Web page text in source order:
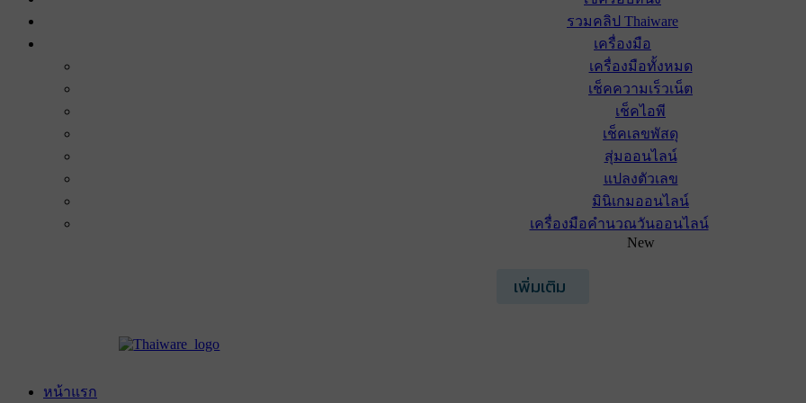
รวมคลิป Thaiware
เครื่องมือ
เครื่องมือทั้งหมด
เช็คความเร็วเน็ต
เช็คไอพี
เช็คเลขพัสดุ
สุ่มออนไลน์
แปลงตัวเลข
มินิเกมออนไลน์
เครื่องมือคำนวณวันออนไลน์
New
เพิ่มเติม
หน้าแรก